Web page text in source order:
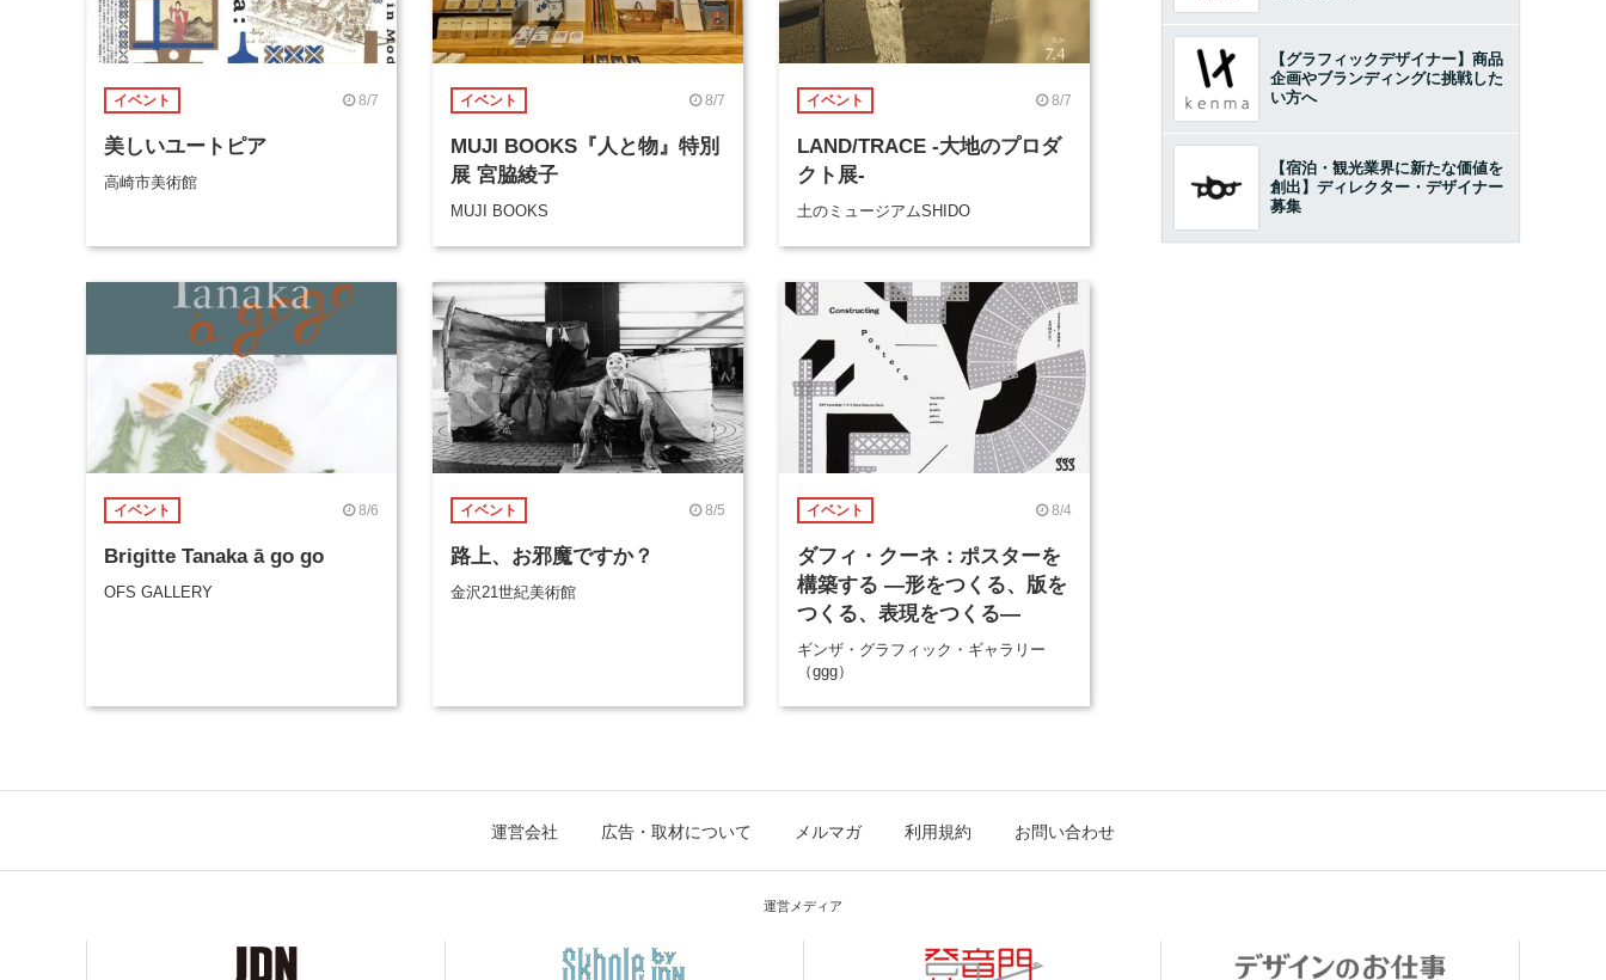
イベント 8/7
美しいユートピア
高崎市美術館
イベント 8/7
MUJI BOOKS『人と物』特別
展 宮脇綾子
MUJI BOOKS
イベント 8/7
LAND/TRACE -大地のプロダ
クト展-
土のミュージアムSHIDO
イベント 8/6
Brigitte Tanaka ā go go
OFS GALLERY
イベント 8/5
路上、お邪魔ですか？
金沢21世紀美術館
イベント 8/4
ダフィ・クーネ：ポスターを
構築する ―形をつくる、版を
つくる、表現をつくる―
ギンザ・グラフィック・ギャラリー
（ggg）
【グラフィックデザイナー】商品
企画やブランディングに挑戦した
い方へ
【宿泊・観光業界に新たな価値を
創出】ディレクター・デザイナー
募集
運営会社 広告・取材について メルマガ 利用規約 お問い合わせ
運営メディア